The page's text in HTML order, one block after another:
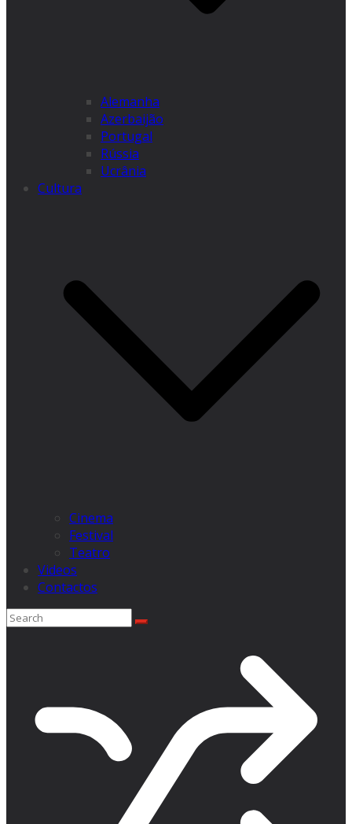
Alemanha
Azerbaijão
Portugal
Rússia
Ucrânia
Cultura
Cinema
Festival
Teatro
Videos
Contactos